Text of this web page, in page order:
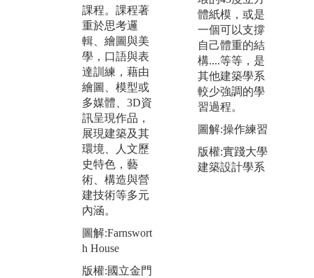
課程。課程著
重於思考邏
輯、繪圖與美
學，口語與表
達訓練，藉由
繪圖、模型或
多媒體、3D資
訊呈現作品，
展現建築及其
環境、人文歷
史特色，藝
術、構造與營
建技術等多元
內涵。
圖解:Farnswort
h House
版權:國立金門
析，建築設
計、環境與建
築工程界面之
整合，及生態
環境、音、
光、熱、空
氣、水環境
等，並結合物
理、生理、心
理、行為與建
築之規劃、設
體紙模，或是
一個可以支撐
自己體重的結
構....等等，是
其他建築學系
較少強調的學
習過程。
圖解:操作練習
版權:實踐大學
建築設計學系